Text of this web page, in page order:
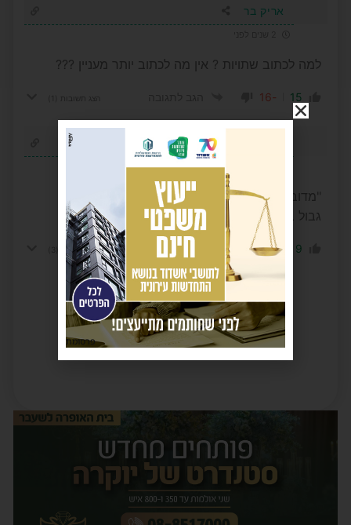
אריק בר
למה לכתוב שתויות ? אין מה לכתוב יותר מעניין ???
15
-16 הצג תשובות
"מדובר בשלושה מצופים שסימנו את גבול המים."
גבול בין מה למה?
9
-4 הגב לתגובה הצג תשובות
טען תגובות נוספות
פרסומת